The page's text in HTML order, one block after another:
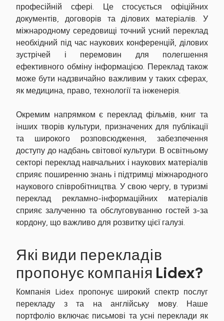
професійній сфері. Це стосується офіційних
документів, договорів та ділових матеріалів. У
міжнародному середовищі точний усний переклад
необхідний під час наукових конференцій, ділових
зустрічей і перемовин для полегшення
ефективного обміну інформацією. Переклад також
може бути надзвичайно важливим у таких сферах,
як медицина, право, технології та інженерія.
Окремим напрямком є переклад фільмів, книг та
інших творів культури, призначених для публікації
та широкого розповсюдження, забезпечення
доступу до надбань світової культури. В освітньому
секторі переклад навчальних і наукових матеріалів
сприяє поширенню знань і підтримці міжнародного
наукового співробітництва. У свою чергу, в туризмі
переклад рекламно-інформаційних матеріалів
сприяє залученню та обслуговуванню гостей з-за
кордону, що важливо для розвитку цієї галузі.
Які види перекладів
пропонує компанія Lidex?
Компанія Lidex пропонує широкий спектр послуг
перекладу з та на англійську мову. Наше
портфоліо включає письмові та усні переклади як